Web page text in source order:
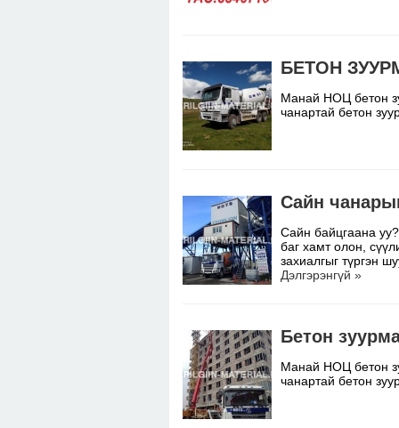
БЕТОН
Манай НОЦ бетон
чанартай бетон
Сайн
Сайн байцгаана
баг хамт олон,
захиалгыг түргэн
Дэлгэрэнгүй »
Бетон
Манай НОЦ бетон
чанартай бетон